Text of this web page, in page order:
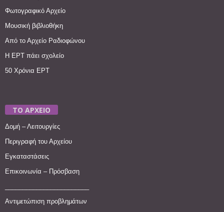
Φωτογραφικό Αρχείο
Μουσική βιβλιοθήκη
Από το Αρχείο Ραδιοφώνου
Η ΕΡΤ πάει σχολείο
50 Χρόνια ΕΡΤ
ΤΟ ΑΡΧΕΙΟ
Δομή – Λειτουργίες
Περιγραφή του Αρχείου
Εγκαταστάσεις
Επικοινωνία – Πρόσβαση
Αντιμετώπιση προβλημάτων